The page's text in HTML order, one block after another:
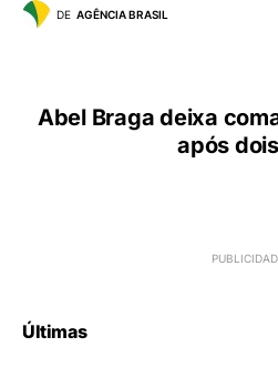
DE AGÊNCIA BRASIL
Abel Braga deixa
após
Últimas